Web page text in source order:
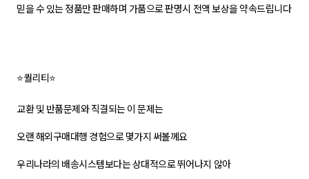
믿을 수 있는 정품만 판매하며 가품으로 판명시 전액 보상을 약속드립니다
⭐퀄리티⭐
교환 및 반품문제와 직결되는 이 문제는
오랜 해외구매대행 경험으로 몇가지 써볼께요
우리나라의 배송시스템보다는 상대적으로 뛰어나지 않아